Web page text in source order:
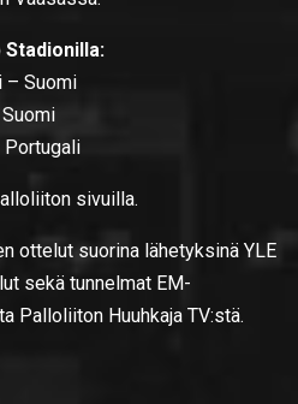
Stadionilla:
– Suomi
Portugali
sivuilla.
ottelut suorina lähetyksinä YLE
sekä tunnelmat EM-
Palloliiton Huuhkaja TV:stä.